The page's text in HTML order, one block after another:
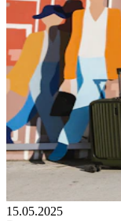
15.05.2025